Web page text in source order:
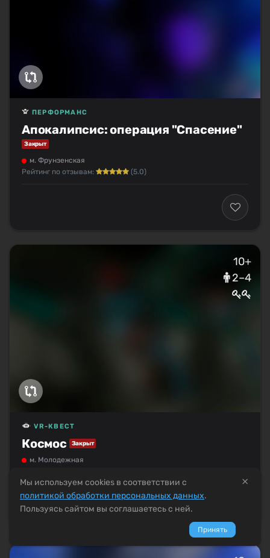
Апокалипсис: операция "Спасение"
Закрыт
ПЕРФОРМАНС
м. Фрунзенская
Рейтинг по отзывам:
(5.0)
10+
2–4
Космос Закрыт
VR-КВЕСТ
м. Молодежная
×
Мы используем cookies в соответствии с
политикой обработки персональных данных.
Пользуясь сайтом вы соглашаетесь с ней.
Принять